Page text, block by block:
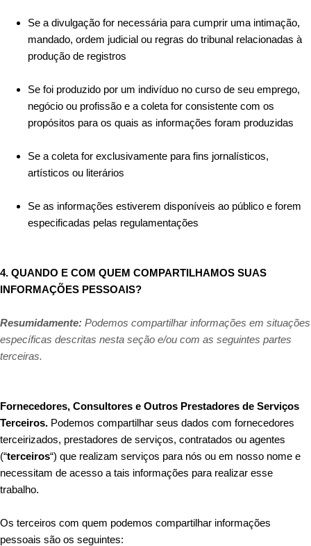
Se a divulgação for necessária para cumprir uma intimação,
mandado, ordem judicial ou regras do tribunal relacionadas à
produção de registros
Se foi produzido por um indivíduo no curso de seu emprego,
negócio ou profissão e a coleta for consistente com os
propósitos para os quais as informações foram produzidas
Se a coleta for exclusivamente para fins jornalísticos,
artísticos ou literários
Se as informações estiverem disponíveis ao público e forem
especificadas pelas regulamentações
4. QUANDO E COM QUEM COMPARTILHAMOS SUAS
INFORMAÇÕES PESSOAIS?
Resumidamente: Podemos compartilhar informações em situações
específicas descritas nesta seção e/ou com as seguintes partes
terceiras.
Fornecedores, Consultores e Outros Prestadores de Serviços
Terceiros. Podemos compartilhar seus dados com fornecedores
terceirizados, prestadores de serviços, contratados ou agentes
(“terceiros“) que realizam serviços para nós ou em nosso nome e
necessitam de acesso a tais informações para realizar esse
trabalho.
Os terceiros com quem podemos compartilhar informações
pessoais são os seguintes: